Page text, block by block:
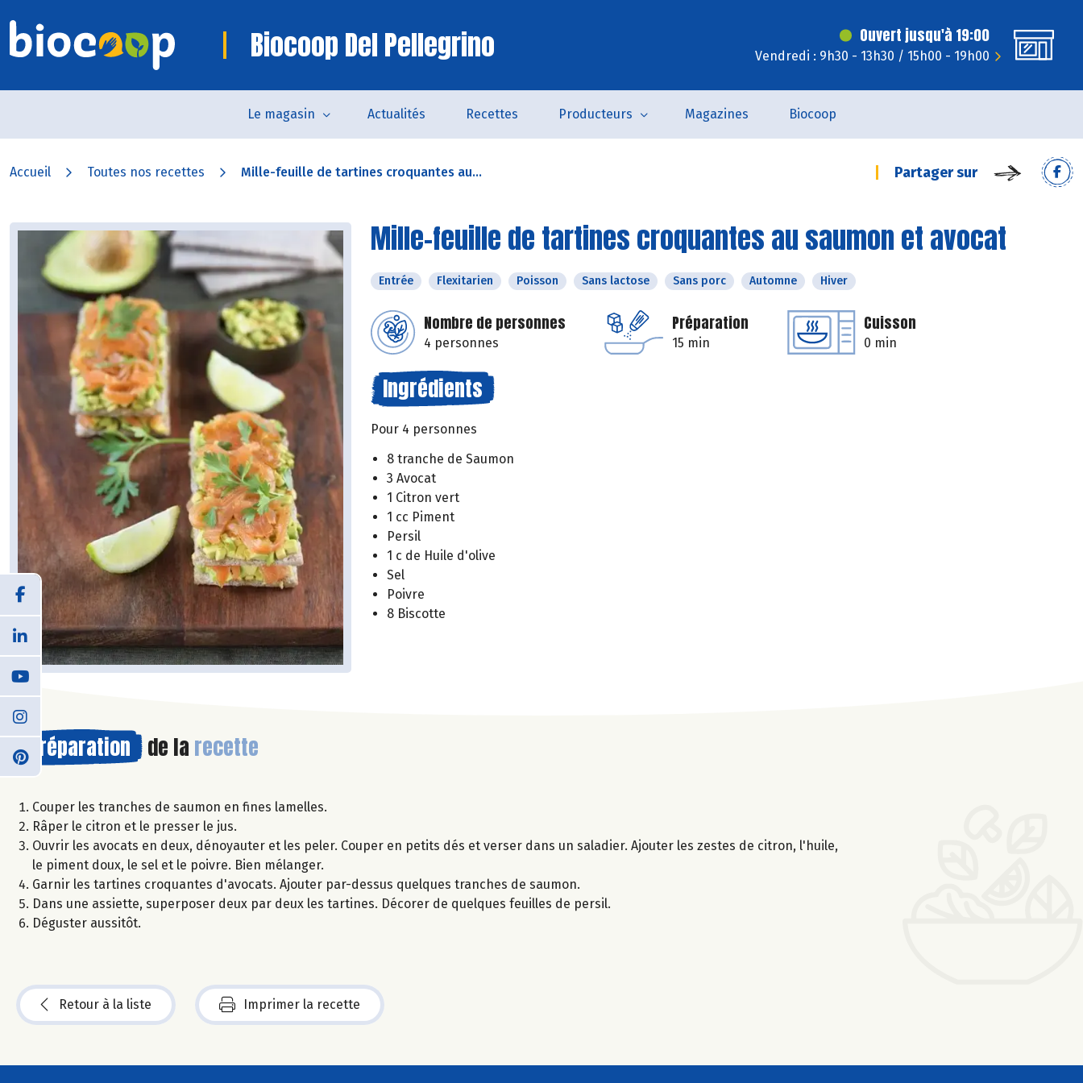
Biocoop Del Pellegrino Ouvert jusqu'à 19:00
Vendredi : 9h30 - 13h30 / 15h00 - 19h00
Le magasin Actualités Recettes Producteurs Magazines Biocoop
Accueil Toutes nos recettes Mille-feuille de tartines croquantes au... Partager sur
Mille-feuille de tartines croquantes au saumon et avocat
Entrée Flexitarien Poisson Sans lactose Sans porc Automne Hiver
Nombre de personnes
4 personnes
Préparation
15 min
Cuisson
0 min
Ingrédients
Pour 4 personnes
8 tranche de Saumon
3 Avocat
1 Citron vert
1 cc Piment
Persil
1 c de Huile d'olive
Sel
Poivre
8 Biscotte
Préparation de la recette
Couper les tranches de saumon en fines lamelles.
Râper le citron et le presser le jus.
Ouvrir les avocats en deux, dénoyauter et les peler. Couper en petits dés et verser dans un saladier. Ajouter les zestes de citron, l'huile,
le piment doux, le sel et le poivre. Bien mélanger.
Garnir les tartines croquantes d'avocats. Ajouter par-dessus quelques tranches de saumon.
Dans une assiette, superposer deux par deux les tartines. Décorer de quelques feuilles de persil.
Déguster aussitôt.
Retour à la liste Imprimer la recette